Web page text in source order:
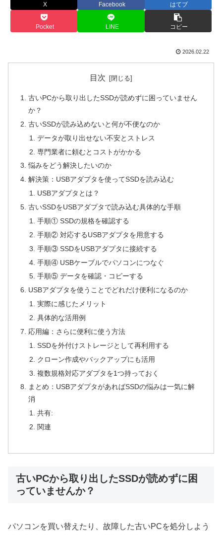
X Facebook はてブ
Pocket LINE コピー
2026.02.22
目次
古いPCから取り出したSSDが読めずに困っていません
か？
古いSSDが読み込めないと何が不便なのか
データが取り出せない不安とストレス
専門業者に頼むとコストがかかる
悩みをどう解決したいのか
解決策：USBアダプタを使ってSSDを読み込む
USBアダプタとは？
古いSSDをUSBアダプタで読み込む具体的な手順
手順① SSDの規格を確認する
手順② 対応するUSBアダプタを用意する
手順③ SSDをUSBアダプタに接続する
手順④ USBケーブルでパソコンにつなぐ
手順⑤ データを確認・コピーする
USBアダプタを使うことでどれだけ便利になるのか
実際に感じたメリット
具体的な活用例
応用編：さらに便利に使う方法
SSDを外付けストレージとして再利用する
クローン作成やバックアップにも活用
複数規格対応アダプタを1つ持っておく
まとめ：USBアダプタがあればSSDの悩みは一気に解
消
共有:
関連
古いPCから取り出したSSDが読めずに困
っていませんか？
パソコンを買い替えたり、故障した古いPCを処分しよう